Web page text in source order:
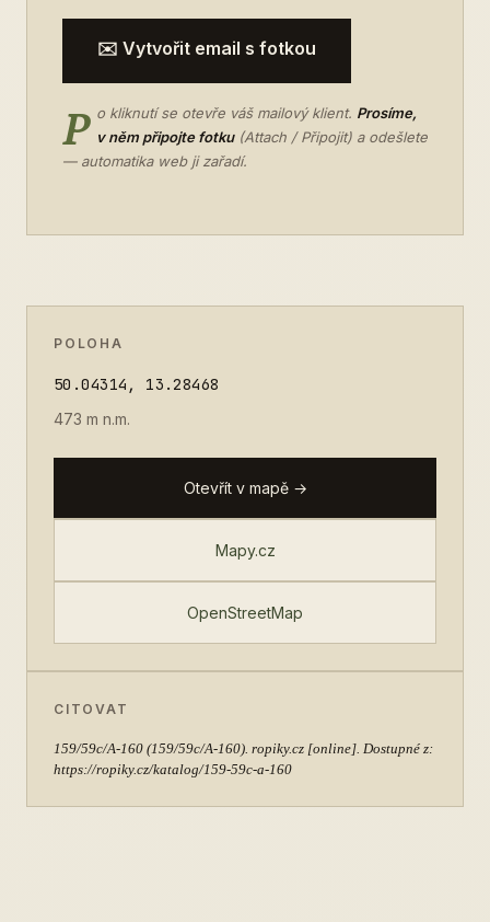
✉️ Vytvořit email s fotkou
P o kliknutí se otevře váš mailový klient. Prosíme,
v něm připojte fotku(Attach / Připojit) a odešlete
— automatika web ji zařadí.
POLOHA
50.04314, 13.28468
473 m n.m.
Otevřít v mapě →
Mapy.cz
OpenStreetMap
CITOVAT
159/59c/A-160 (159/59c/A-160). ropiky.cz [online]. Dostupné z:
https://ropiky.cz/katalog/159-59c-a-160